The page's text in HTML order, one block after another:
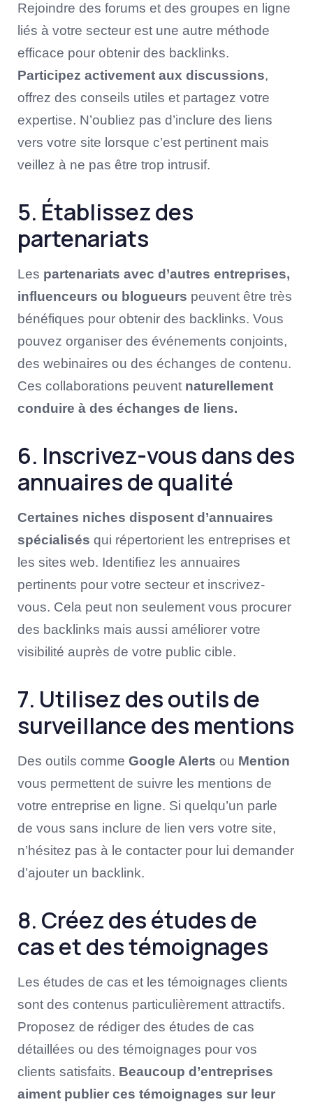
Rejoindre des forums et des groupes en ligne
liés à votre secteur est une autre méthode
efficace pour obtenir des backlinks.
Participez activement aux discussions,
offrez des conseils utiles et partagez votre
expertise. N’oubliez pas d’inclure des liens
vers votre site lorsque c’est pertinent mais
veillez à ne pas être trop intrusif.
5. Établissez des
partenariats
Les partenariats avec d’autres entreprises,
influenceurs ou blogueurs peuvent être très
bénéfiques pour obtenir des backlinks. Vous
pouvez organiser des événements conjoints,
des webinaires ou des échanges de contenu.
Ces collaborations peuvent naturellement
conduire à des échanges de liens.
6. Inscrivez-vous dans des
annuaires de qualité
Certaines niches disposent d’annuaires
spécialisés qui répertorient les entreprises et
les sites web. Identifiez les annuaires
pertinents pour votre secteur et inscrivez-
vous. Cela peut non seulement vous procurer
des backlinks mais aussi améliorer votre
visibilité auprès de votre public cible.
7. Utilisez des outils de
surveillance des mentions
Des outils comme Google Alerts ou Mention
vous permettent de suivre les mentions de
votre entreprise en ligne. Si quelqu’un parle
de vous sans inclure de lien vers votre site,
n’hésitez pas à le contacter pour lui demander
d’ajouter un backlink.
8. Créez des études de
cas et des témoignages
Les études de cas et les témoignages clients
sont des contenus particulièrement attractifs.
Proposez de rédiger des études de cas
détaillées ou des témoignages pour vos
clients satisfaits. Beaucoup d’entreprises
aiment publier ces témoignages sur leur